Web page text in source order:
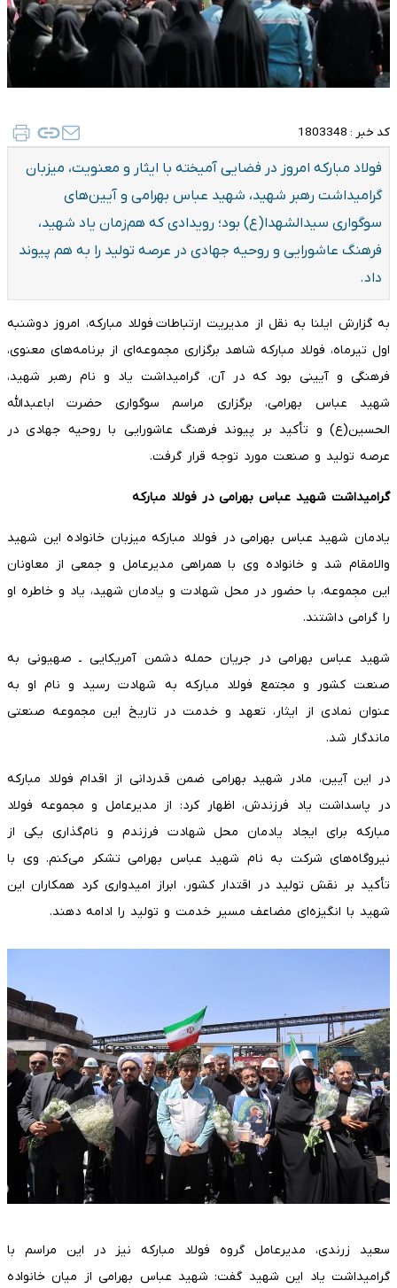
کد خبر : 1803348
فولاد مبارکه امروز در فضایی آمیخته با ایثار و معنویت، میزبان
گرامیداشت رهبر شهید، شهید عباس بهرامی و آیین‌های
سوگواری سیدالشهدا(ع) بود؛ رویدادی که هم‌زمان یاد شهید،
فرهنگ عاشورایی و روحیه جهادی در عرصه تولید را به هم پیوند
داد.
به گزارش ایلنا به نقل از مدیریت ارتباطات فولاد مبارکه، امروز دوشنبه
اول تیرماه، فولاد مبارکه شاهد برگزاری مجموعه‌ای از برنامه‌های معنوی،
فرهنگی و آیینی بود که در آن، گرامیداشت یاد و نام رهبر شهید،
شهید عباس بهرامی، برگزاری مراسم سوگواری حضرت اباعبدالله
الحسین(ع) و تأکید بر پیوند فرهنگ عاشورایی با روحیه جهادی در
عرصه تولید و صنعت مورد توجه قرار گرفت.
گرامیداشت شهید عباس بهرامی در فولاد مبارکه
یادمان شهید عباس بهرامی در فولاد مبارکه میزبان خانواده این شهید
والامقام شد و خانواده وی با همراهی مدیرعامل و جمعی از معاونان
این مجموعه، با حضور در محل شهادت و یادمان شهید، یاد و خاطره او
را گرامی داشتند.
شهید عباس بهرامی در جریان حمله دشمن آمریکایی ـ صهیونی به
صنعت کشور و مجتمع فولاد مبارکه به شهادت رسید و نام او به
عنوان نمادی از ایثار، تعهد و خدمت در تاریخ این مجموعه صنعتی
ماندگار شد.
در این آیین، مادر شهید بهرامی ضمن قدردانی از اقدام فولاد مبارکه
در پاسداشت یاد فرزندش، اظهار کرد: از مدیرعامل و مجموعه فولاد
مبارکه برای ایجاد یادمان محل شهادت فرزندم و نام‌گذاری یکی از
نیروگاه‌های شرکت به نام شهید عباس بهرامی تشکر می‌کنم. وی با
تأکید بر نقش تولید در اقتدار کشور، ابراز امیدواری کرد همکاران این
شهید با انگیزه‌ای مضاعف مسیر خدمت و تولید را ادامه دهند.
سعید زرندی، مدیرعامل گروه فولاد مبارکه نیز در این مراسم با
گرامیداشت یاد این شهید گفت: شهید عباس بهرامی از میان خانواده